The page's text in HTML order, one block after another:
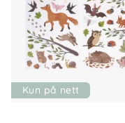
Kun på nett